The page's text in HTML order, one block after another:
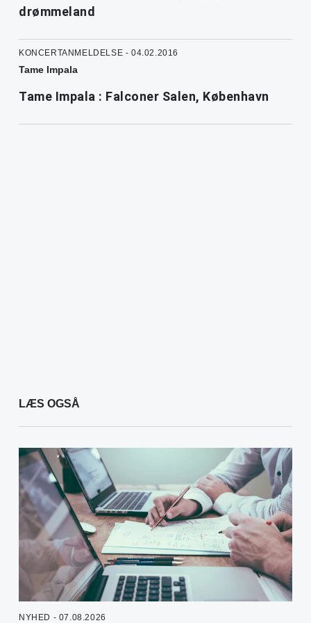
drømmeland
KONCERTANMELDELSE - 04.02.2016
Tame Impala
Tame Impala : Falconer Salen, København
LÆS OGSÅ
NYHED - 07.08.2026